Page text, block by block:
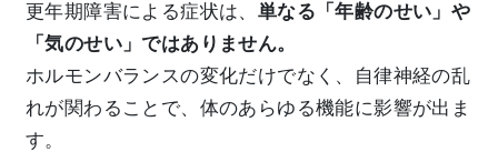
更年期障害による症状は、 単なる「年齢のせい」や
「気のせい」ではありません。
ホルモンバランスの変化だけでなく、自律神経の乱
れが関わることで、体のあらゆる機能に影響が出ま
す。